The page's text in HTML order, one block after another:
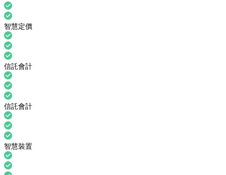
智慧定價
信託會計
信託會計
智慧裝置